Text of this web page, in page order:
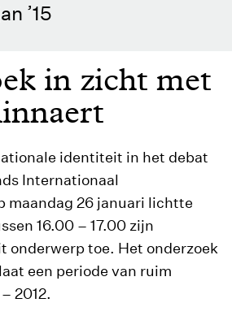
’15
in zicht met
identiteit in het debat
Internationaal
maandag 26 januari lichtte
16.00 – 17.00 zijn
onderwerp toe. Het onderzoek
een periode van ruim
2012.